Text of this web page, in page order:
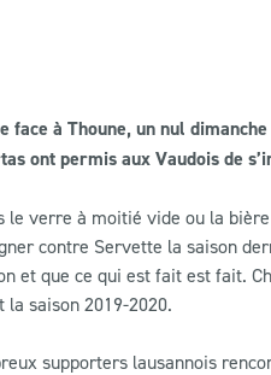
à Thoune, un nul
ont permis aux Vaudois de
le verre à moitié vide ou la
contre Servette la saison
et que ce qui est fait est fait.
la saison 2019-2020.
supporters lausannois